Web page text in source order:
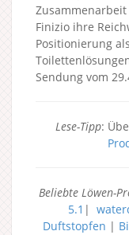
Finizio ihre
Positionierung
Sendung vom
Lese-Tipp:
Beliebte Löwen-
5.1 |
Duftstopfen |